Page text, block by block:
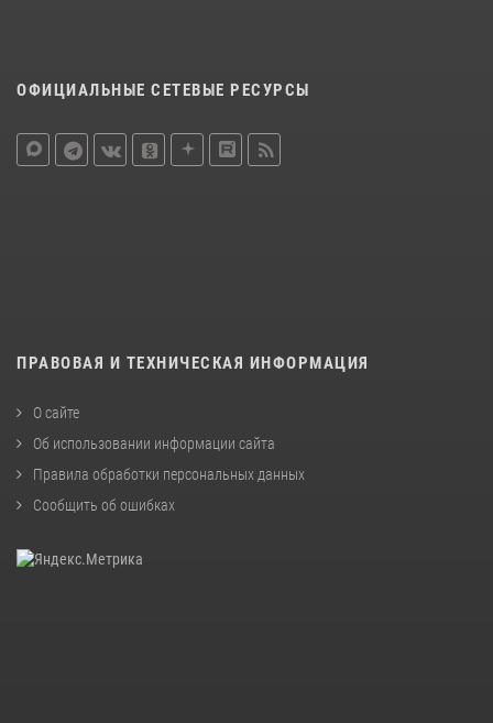
ОФИЦИАЛЬНЫЕ СЕТЕВЫЕ РЕСУРСЫ
ПРАВОВАЯ И ТЕХНИЧЕСКАЯ ИНФОРМАЦИЯ
О сайте
Об использовании информации сайта
Правила обработки персональных данных
Сообщить об ошибках